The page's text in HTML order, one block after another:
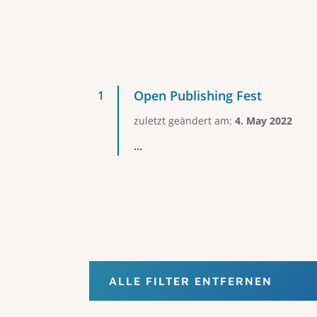
Open Publishing Fest
zuletzt geändert am: 4. May 2022
...
ALLE FILTER ENTFERNEN